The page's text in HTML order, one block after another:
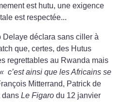
est hutu, une exigence
est respectée...
Delaye déclara sans ciller à
que, certes, des Hutus
regrettables au Rwanda mais
« c’est ainsi que les Africains se
Mitterrand, Patrick de
dansLe Figaro du 12 janvier